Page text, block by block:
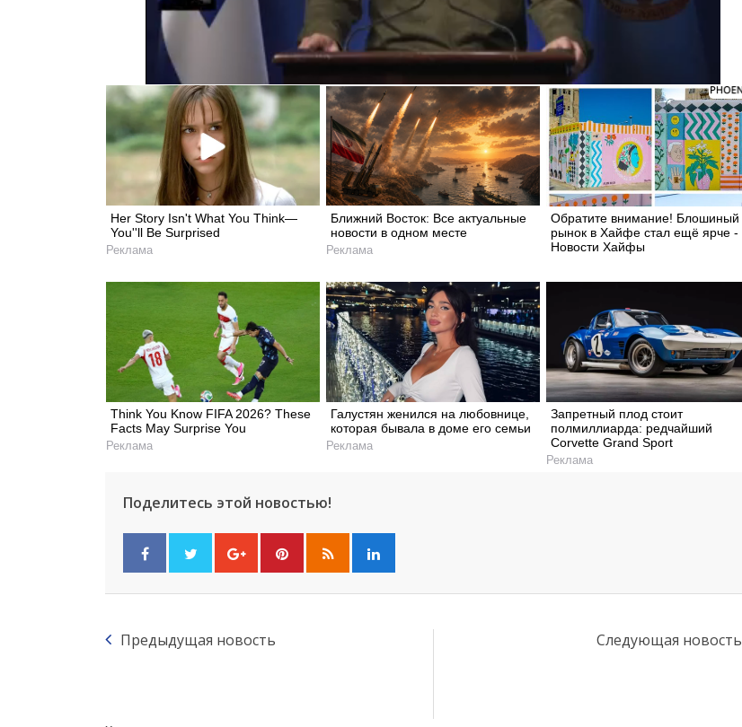
Her Story Isn't What You Think—
You''ll Be Surprised
Реклама
Ближний Восток: Все актуальные
новости в одном месте
Реклама
Обратите внимание! Блошиный
рынок в Хайфе стал ещё ярче -
Новости Хайфы
Think You Know FIFA 2026? These
Facts May Surprise You
Реклама
Галустян женился на любовнице,
которая бывала в доме его семьи
Реклама
Запретный плод стоит
полмиллиарда: редчайший
Corvette Grand Sport
Реклама
Поделитесь этой новостью!
Предыдущая новость Следующая новость